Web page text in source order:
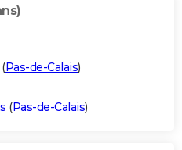
(Pas-de-Calais)
(Pas-de-Calais)